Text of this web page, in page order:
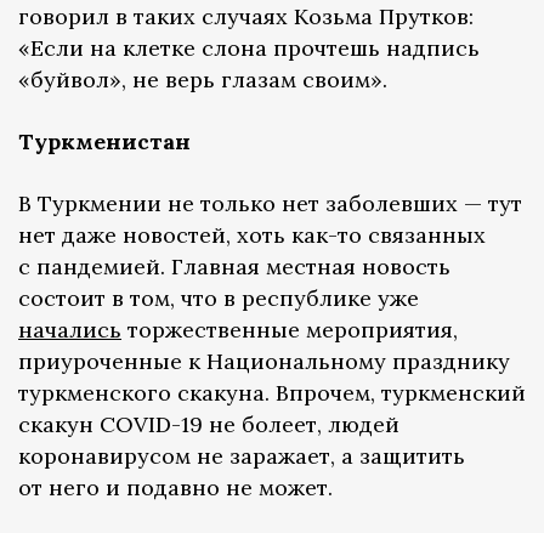
говорил в таких случаях Козьма Прутков:
«Если на клетке слона прочтешь надпись
«буйвол», не верь глазам своим».
Туркменистан
В Туркмении не только нет заболевших — тут
нет даже новостей, хоть как-то связанных
с пандемией. Главная местная новость
состоит в том, что в республике уже
начались торжественные мероприятия,
приуроченные к Национальному празднику
туркменского скакуна. Впрочем, туркменский
скакун COVID-19 не болеет, людей
коронавирусом не заражает, а защитить
от него и подавно не может.